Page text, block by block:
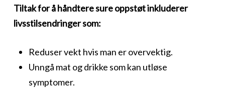
Tiltak for å håndtere sure oppstøt inkluderer
livsstilsendringer som:
Reduser vekt hvis man er overvektig.
Unngå mat og drikke som kan utløse
symptomer.